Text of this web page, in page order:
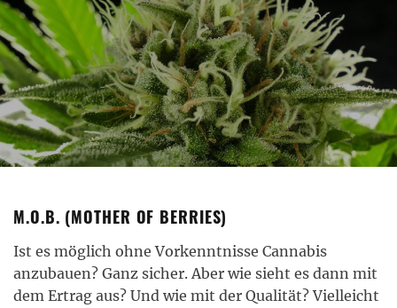
M.O.B. (MOTHER OF BERRIES)
Ist es möglich ohne Vorkenntnisse Cannabis
anzubauen? Ganz sicher. Aber wie sieht es dann mit
dem Ertrag aus? Und wie mit der Qualität? Vielleicht